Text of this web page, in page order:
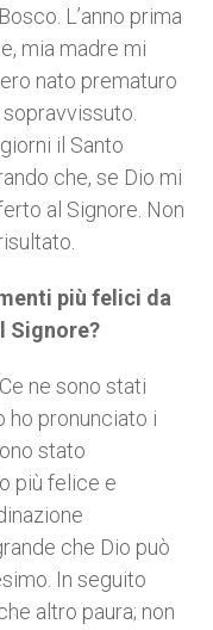
L’anno prima
mia madre mi
nato prematuro
il Santo
che, se Dio mi
al Signore. Non
più felici da
Signore?
ne sono stati
ho pronunciato i
stato
più felice e
che Dio può
In seguito
altro paura; non